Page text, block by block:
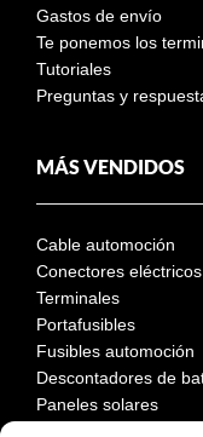
Gastos de envío
Te ponemos los
Tutoriales
Preguntas y
MÁS VENDIDOS
Cable automoción
Conectores eléctricos
Terminales
Portafusibles
Fusibles automoción
Descontadores de
Paneles solares